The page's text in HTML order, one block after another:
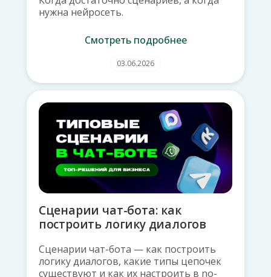
нужна нейросеть.
Смотреть подробнее
03.06.2026
Сценарии чат-бота: как
построить логику диалогов
Сценарии чат-бота — как построить
логику диалогов, какие типы цепочек
существуют и как их настроить в no-